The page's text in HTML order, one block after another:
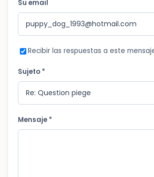
Su email
Recibir las respuestas a este
Sujeto *
Mensaje *